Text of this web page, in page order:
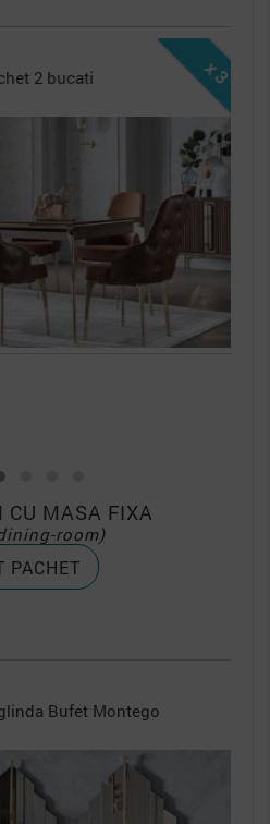
x 3
2 bucati
CU MASA FIXA
room)
PACHET
Bufet Montego